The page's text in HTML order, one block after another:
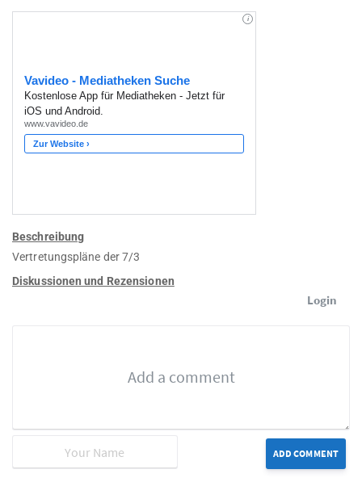
Beschreibung
Vertretungspläne der 7/3
Diskussionen und Rezensionen
Login
ADD COMMENT